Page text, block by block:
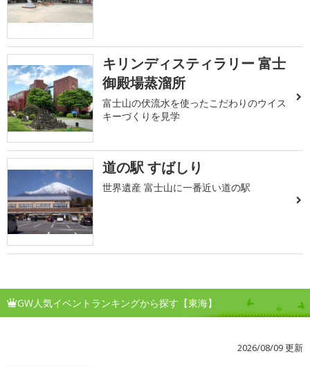
キリンディスティラリー 富士
御殿場蒸溜所
富士山の伏流水を使ったこだわりのウイス
キーづくりを見学
道の駅 すばしり
世界遺産 富士山に一番近い道の駅
GW人気イベントランキングから探す【東海】
2026/08/09 更新